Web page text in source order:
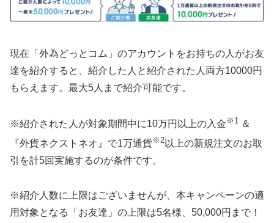
現在「外為どっとコム」のアカウントをお持ちの人がお友
達を紹介すると、紹介した人と紹介された人両方10000円
もらえます。最大5人まで紹介可能です。
※紹介された人が対象期間中に10万円以上の入金 ※1 ＆
『外貨ネクストネオ』で1万通貨※2 以上の新規注文のお取
引を計5回実施するのが条件です。
※紹介人数に上限はございませんが、本キャンペーンの適
用対象となる「お友達」の上限は5名様、50,000円まで！